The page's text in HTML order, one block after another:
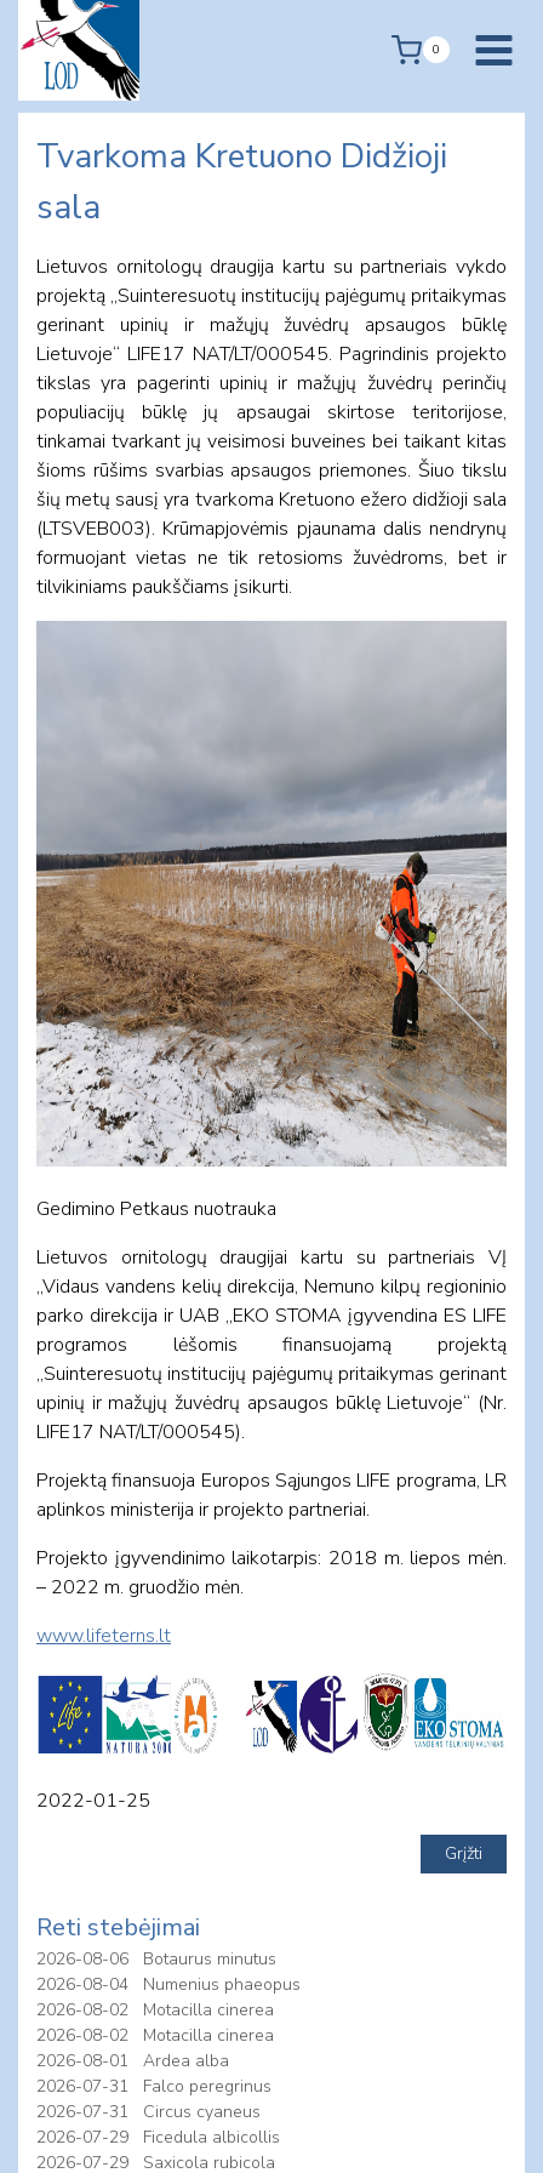
content
0
Tvarkoma Kretuono Didžioji
sala
Lietuvos ornitologų draugija kartu su partneriais vykdo
projektą „Suinteresuotų institucijų pajėgumų pritaikymas
gerinant upinių ir mažųjų žuvėdrų apsaugos būklę
Lietuvoje“ LIFE17 NAT/LT/000545. Pagrindinis projekto
tikslas yra pagerinti upinių ir mažųjų žuvėdrų perinčių
populiacijų būklę jų apsaugai skirtose teritorijose,
tinkamai tvarkant jų veisimosi buveines bei taikant kitas
šioms rūšims svarbias apsaugos priemones. Šiuo tikslu
šių metų sausį yra tvarkoma Kretuono ežero didžioji sala
(LTSVEB003). Krūmapjovėmis pjaunama dalis nendrynų
formuojant vietas ne tik retosioms žuvėdroms, bet ir
tilvikiniams paukščiams įsikurti.
Gedimino Petkaus nuotrauka
Lietuvos ornitologų draugijai kartu su partneriais VĮ
„Vidaus vandens kelių direkcija, Nemuno kilpų regioninio
parko direkcija ir UAB „EKO STOMA įgyvendina ES LIFE
programos lėšomis finansuojamą projektą
„Suinteresuotų institucijų pajėgumų pritaikymas gerinant
upinių ir mažųjų žuvėdrų apsaugos būklę Lietuvoje“ (Nr.
LIFE17 NAT/LT/000545).
Projektą finansuoja Europos Sąjungos LIFE programa, LR
aplinkos ministerija ir projekto partneriai.
Projekto įgyvendinimo laikotarpis: 2018 m. liepos mėn.
– 2022 m. gruodžio mėn.
www.lifeterns.lt
2022-01-25
Reti stebėjimai
2026-08-06
Botaurus minutus
2026-08-04
Numenius phaeopus
2026-08-02
Motacilla cinerea
2026-08-02
Motacilla cinerea
2026-08-01
Ardea alba
2026-07-31
Falco peregrinus
2026-07-31
Circus cyaneus
2026-07-29
Ficedula albicollis
2026-07-29
Saxicola rubicola